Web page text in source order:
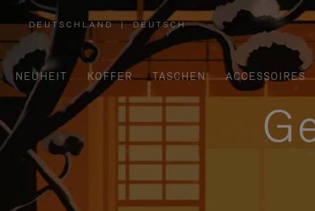
DEUTSCHLAND
,
WÄHLEN
SIE
IHRE
REGION
AUS
| DEUTSCH
NEUHEIT KOFFER TASCHEN ACCESSOIRES